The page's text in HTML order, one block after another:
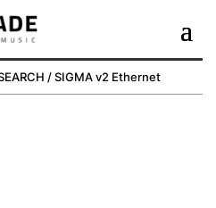
/ SIGMA v2 Ethernet